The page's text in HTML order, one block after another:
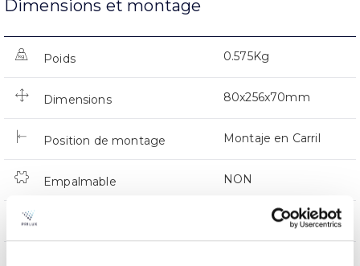
Dimensions et montage
Poids 0.575Kg
Dimensions 80x256x70mm
Position de montage Montaje en Carril
Empalmable NON